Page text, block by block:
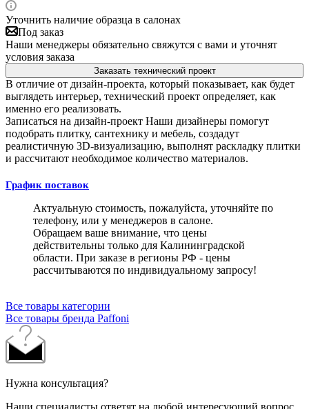
Уточнить наличие образца в салонах
Под заказ
Наши менеджеры обязательно свяжутся с вами и уточнят
условия заказа
Заказать технический проект
В отличие от дизайн-проекта, который показывает, как будет
выглядеть интерьер, технический проект определяет, как
именно его реализовать.
Записаться на дизайн-проект Наши дизайнеры помогут
подобрать плитку, сантехнику и мебель, создадут
реалистичную 3D-визуализацию, выполнят раскладку плитки
и рассчитают необходимое количество материалов.
График поставок
Актуальную стоимость, пожалуйста, уточняйте по
телефону, или у менеджеров в салоне.
Обращаем ваше внимание, что цены
действительны только для Калининградской
области. При заказе в регионы РФ - цены
рассчитываются по индивидуальному запросу!
Все товары категории
Все товары бренда Paffoni
Нужна консультация?
Наши специалисты ответят на любой интересующий вопрос